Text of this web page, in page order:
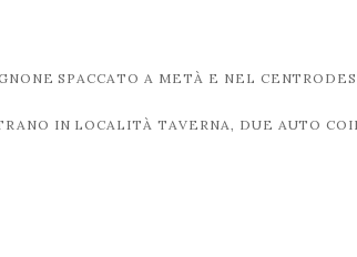
SPACCATO A METÀ E NEL
IN LOCALITÀ TAVERNA, DUE AUTO